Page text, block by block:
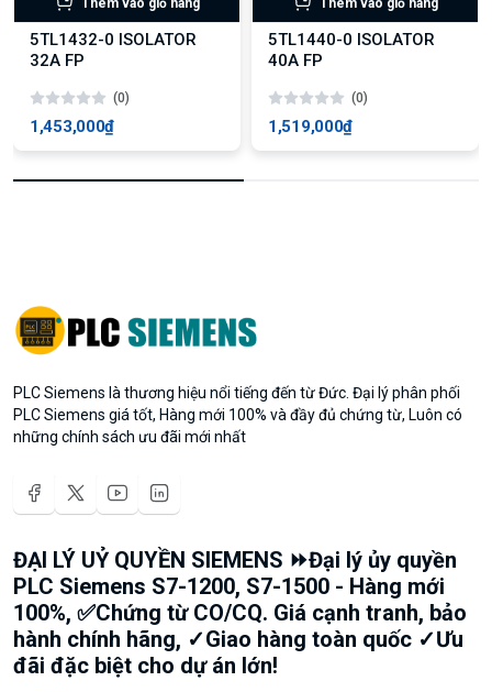
Thêm vào giỏ hàng
5TL1432-0 ISOLATOR
32A FP
(0)
1,453,000₫
Thêm vào giỏ hàng
5TL1440-0 ISOLATOR
40A FP
(0)
1,519,000₫
PLC Siemens là thương hiệu nổi tiếng đến từ Đức. Đại lý phân phối
PLC Siemens giá tốt, Hàng mới 100% và đầy đủ chứng từ, Luôn có
những chính sách ưu đãi mới nhất
ĐẠI LÝ UỶ QUYỀN SIEMENS ⏩Đại lý ủy quyền
PLC Siemens S7-1200, S7-1500 - Hàng mới
100%, ✅Chứng từ CO/CQ. Giá cạnh tranh, bảo
hành chính hãng, ✓Giao hàng toàn quốc ✓Ưu
đãi đặc biệt cho dự án lớn!